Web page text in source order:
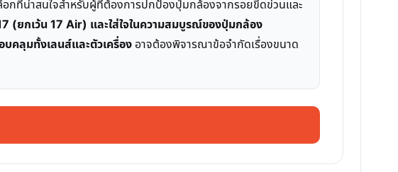
ที่น่าสนใจสำหรับผู้ที่ต้องการปกป้องปุ่มกล้องจากรอยขีดข่วนและ
(ยกเว้น 17 Air) และใส่ใจในความสมบูรณ์ของปุ่มกล้อง
คลุมทั้งเลนส์และตัวเครื่อง อาจต้องพิจารณาข้อจำกัดเรื่องขนาด